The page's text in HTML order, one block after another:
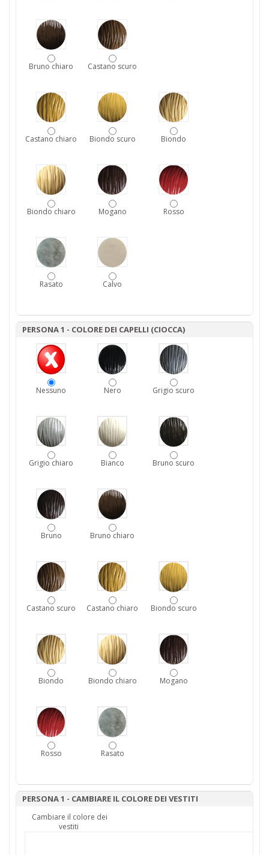
Bruno chiaro Castano scuro
Castano chiaro Biondo scuro Biondo
Biondo chiaro Mogano Rosso
Rasato Calvo
PERSONA 1 - COLORE DEI CAPELLI (CIOCCA)
Nessuno Nero Grigio scuro
Grigio chiaro Bianco Bruno scuro
Bruno Bruno chiaro
Castano scuro Castano chiaro Biondo scuro
Biondo Biondo chiaro Mogano
Rosso Rasato
PERSONA 1 - CAMBIARE IL COLORE DEI VESTITI
Cambiare il colore dei
vestiti